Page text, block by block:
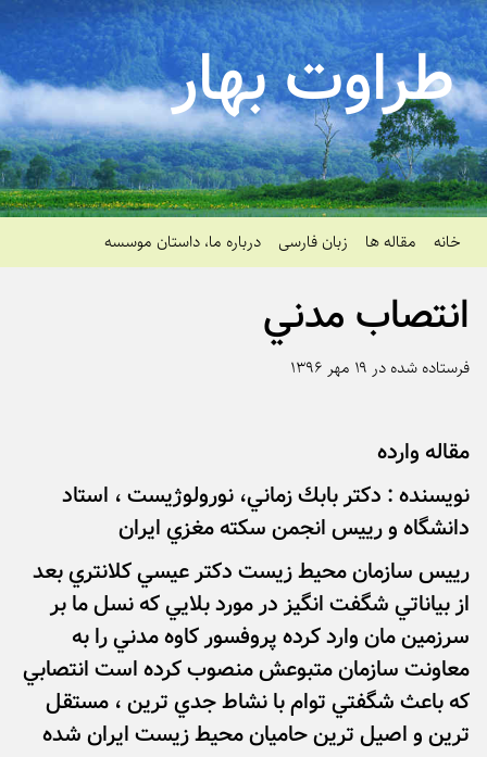
طراوت بهار
خانه مقاله ها زبان فارسی درباره ما، داستان موسسه
انتصاب مدني
فرستاده شده در ۱۹ مهر ۱۳۹۶
مقاله وارده
نويسنده : دكتر بابك زماني، نورولوژيست ، استاد
دانشگاه و رييس انجمن سكته مغزي ايران
رييس سازمان محيط زيست دكتر عيسي كلانتري بعد
از بياناتي شگفت انگيز در مورد بلايي كه نسل ما بر
سرزمين مان وارد كرده پروفسور كاوه مدني را به
معاونت سازمان متبوعش منصوب كرده است انتصابي
كه باعث شگفتي توام با نشاط جدي ترين ، مستقل
ترين و اصيل ترين حاميان محيط زيست ايران شده